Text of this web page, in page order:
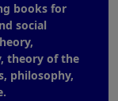
books for
social
theory of the
philosophy,